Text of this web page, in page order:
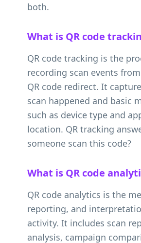
both.
What is QR code
QR code tracking is the
recording scan events
QR code redirect. It
scan happened and basic
such as device type and
location. QR tracking
someone scan this code?
What is QR code
QR code analytics is the
reporting, and
activity. It includes scan
analysis, campaign